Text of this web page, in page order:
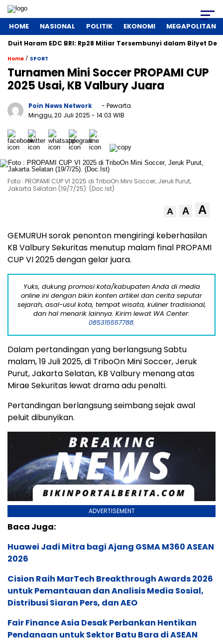
HOME NASIONAL POLITIK EKONOMI MEGAPOLITAN
EDC BRI: Rp28 Miliar Tersembunyi dalam Bilyet Deposito!
Home / SPORT
Turnamen Mini Soccer PROPAMI CUP
2025 Usai, KB Valbury Juara
Poin News Network
- Pewarta
Minggu, 20 Juli 2025 - 14:03 WIB
Foto : PROPAMI CUP VI 2025 di TriboOn Mini Soccer, Jeruk Purut,
Jakarta Selatan (19/7/25). (Doc.Ist)
A A A
GEMURUH sorak penonton mengiringi keberhasilan
KB Valbury Sekuritas menutup malam final PROPAMI
CUP VI 2025 dengan gelar juara.
Yuks, dukung promosi kota/kabupaten Anda di media
online ini dengan bikin konten artikel dan cerita seputar
sejarah, asal-usul kota, tempat wisata, kuliner tradisional,
dan hal menarik lainnya. Kirim lewat WA Center:
085315557788.
Dalam pertandingan yang berlangsung Sabtu
malam, 19 Juli 2025, di TriboOn Mini Soccer, Jeruk
Purut, Jakarta Selatan, KB Valbury menang atas
Mirae Sekuritas lewat drama adu penalti.
Pertandingan berlangsung seimbang sejak awal
peluit dibunyikan.
ADVERTISEMENT
Baca Juga:
Huawei Jadi Mitra bagi Ajang GSMA M360 ASEAN
2026
Cision Raih MarTech Breakthrough Awards 2026
untuk Pemantauan dan Analisis Media Sosial,
Distribusi Siaran Pers, dan AEO
Fair Finance Asia Desak Perbankan Hentikan
Pendanaan untuk Sektor Batu Bara di ASEAN